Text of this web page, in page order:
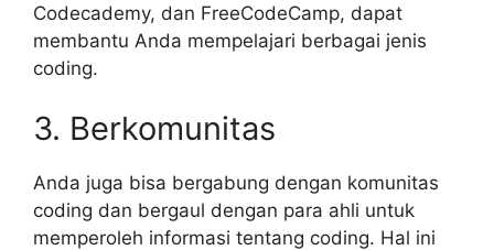
Codecademy, dan FreeCodeCamp, dapat
membantu Anda mempelajari berbagai jenis
coding.
3. Berkomunitas
Anda juga bisa bergabung dengan komunitas
coding dan bergaul dengan para ahli untuk
memperoleh informasi tentang coding. Hal ini